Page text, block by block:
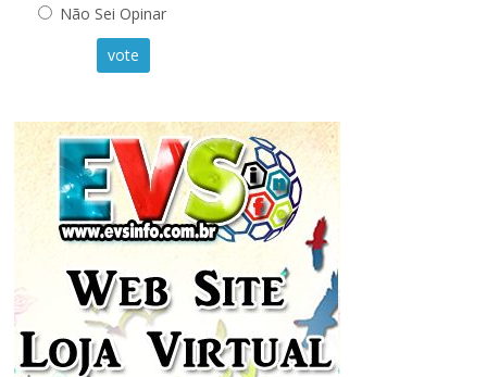
Não Sei Opinar
vote